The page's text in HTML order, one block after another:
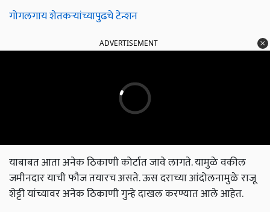
गोगलगाय शेतकऱ्यांच्यापुढचे टेन्शन
ADVERTISEMENT
याबाबत आता अनेक ठिकाणी कोर्टात जावे लागते. यामुळे वकील
जमीनदार याची फौज तयारच असते. ऊस दराच्या आंदोलनामुळे राजू
शेट्टी यांच्यावर अनेक ठिकाणी गुन्हे दाखल करण्यात आले आहेत.